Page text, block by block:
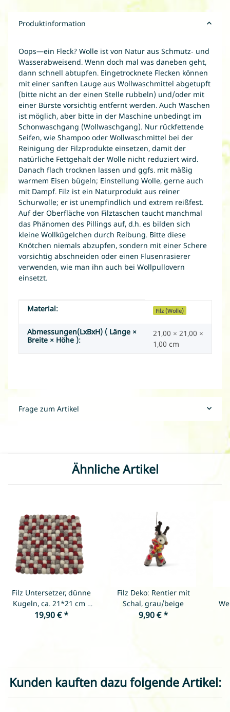
Produktinformation
Oops—ein Fleck? Wolle ist von Natur aus Schmutz- und
Wasserabweisend. Wenn doch mal was daneben geht,
dann schnell abtupfen. Eingetrocknete Flecken können
mit einer sanften Lauge aus Wollwaschmittel abgetupft
(bitte nicht an der einen Stelle rubbeln) und/oder mit
einer Bürste vorsichtig entfernt werden. Auch Waschen
ist möglich, aber bitte in der Maschine unbedingt im
Schonwaschgang (Wollwaschgang). Nur rückfettende
Seifen, wie Shampoo oder Wollwaschmittel bei der
Reinigung der Filzprodukte einsetzen, damit der
natürliche Fettgehalt der Wolle nicht reduziert wird.
Danach flach trocknen lassen und ggfs. mit mäßig
warmem Eisen bügeln; Einstellung Wolle, gerne auch
mit Dampf. Filz ist ein Naturprodukt aus reiner
Schurwolle; er ist unempfindlich und extrem reißfest.
Auf der Oberfläche von Filztaschen taucht manchmal
das Phänomen des Pillings auf, d.h. es bilden sich
kleine Wollkügelchen durch Reibung. Bitte diese
Knötchen niemals abzupfen, sondern mit einer Schere
vorsichtig abschneiden oder einen Flusenrasierer
verwenden, wie man ihn auch bei Wollpullovern
einsetzt.
Produkteigenschaft
Wert
Material: Filz (Wolle)
Abmessungen(LxBxH) ( Länge ×
Breite × Höhe ):
21,00 × 21,00 ×
1,00 cm
Frage zum Artikel
Ähnliche Artikel
Filz Untersetzer, dünne
Kugeln, ca. 21*21 cm -
Grautöne mit Dunkelrot
19,90 €*
Filz Deko: Rentier mit
Schal, grau/beige
9,90 €*
Kunden kauften dazu folgende Artikel: